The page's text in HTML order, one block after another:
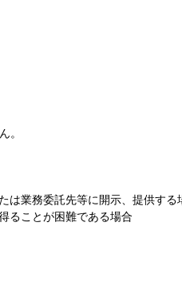
。
は業務委託先等に開示、提供する
ることが困難である場合